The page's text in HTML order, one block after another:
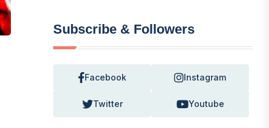
Subscribe & Followers
Facebook Instagram
Twitter Youtube